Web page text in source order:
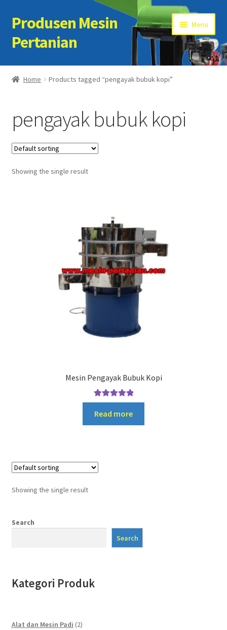
Skip
to
navigation
Skip
to
content
Produsen Mesin
Pertanian
Menu
Home
Cart
Checkout
Kontak Kami
Home Products tagged “pengayak bubuk kopi”
pengayak bubuk kopi
Showing the single result
Mesin Pengayak Bubuk Kopi
Rated5.00
out of 5
Read more
Showing the single result
Search
Search
Kategori Produk
Alat dan Mesin Padi 22